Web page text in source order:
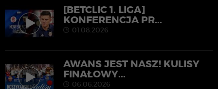
[BETCLIC 1. LIGA]
KONFERENCJA PR...
01.08.2026
AWANS JEST NASZ! KULISY
FINAŁOWY...
06.06.2026